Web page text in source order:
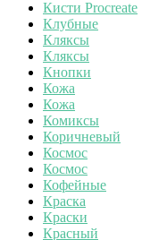
Кисти Procreate
Клубные
Кляксы
Кляксы
Кнопки
Кожа
Кожа
Комиксы
Коричневый
Космос
Космос
Кофейные
Краска
Краски
Красный